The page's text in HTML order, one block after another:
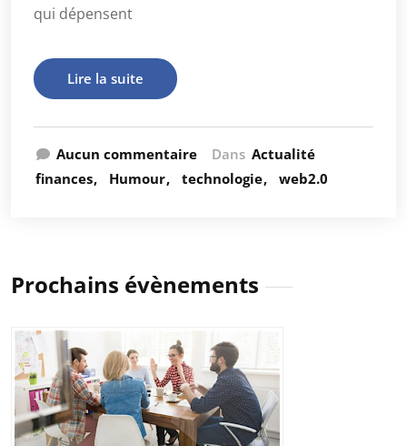
qui dépensent
Lire la suite
Aucun commentaire Dans Actualité
finances
Humour technologie web2.0
Prochains évènements